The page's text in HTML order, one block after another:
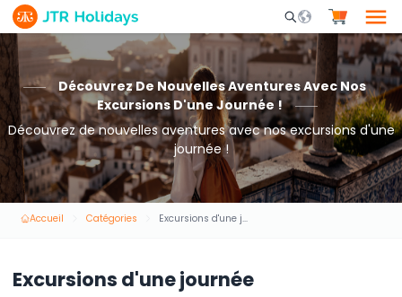
Mobile Search
Découvrez De Nouvelles Aventures Avec Nos
Excursions D'une Journée !
Découvrez de nouvelles aventures avec nos excursions d'une
journée !
Accueil Catégories Excursions d'une journée
Excursions d'une journée